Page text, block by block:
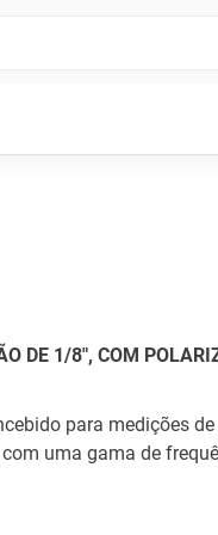
DE 1/8", COM
para medições
uma gama de